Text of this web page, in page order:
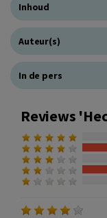
Inhoud
Auteur(s)
In de pers
Reviews